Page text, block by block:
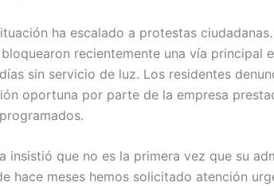
ha escalado a protestas
recientemente una vía principal
sin servicio de luz. Los residentes
oportuna por parte de la empresa
insistió que no es la primera vez que su
hace meses hemos solicitado atención